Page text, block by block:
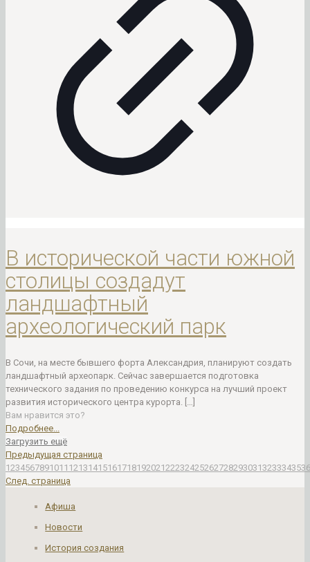
В исторической части южной
столицы создадут
ландшафтный
археологический парк
В Сочи, на месте бывшего форта Александрия, планируют создать
ландшафтный археопарк. Сейчас завершается подготовка
технического задания по проведению конкурса на лучший проект
развития исторического центра курорта.
Вам нравится это?
Подробнее...
Загрузить ещё
Предыдущая страница
1234567891011 12131415161718192021222324252627282930313233343536
След. страница
Афиша
Новости
История создания